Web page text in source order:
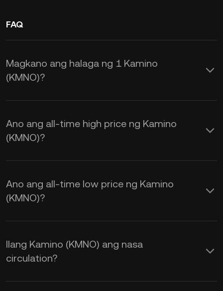
FAQ
Magkano ang halaga ng 1 Kamino
(KMNO)?
Nagbibigay ang KuCoin ng mga real-
time na USD price update para sa
Kamino (KMNO). Ang Kamino price ay
ang KuCoin Calculator para makakuha
ng mga real-time na
exchange rate.
Ano ang all-time high price ng Kamino
(KMNO)?
Ano ang all-time low price ng Kamino
(KMNO)?
Ilang Kamino (KMNO) ang nasa
circulation?